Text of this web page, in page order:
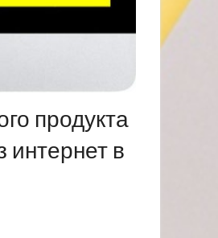
продукта
интернет в